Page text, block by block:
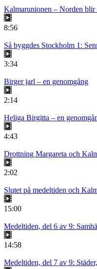
Kalmarunionen – Norden blir
8:56
Så byggdes Stockholm 1:
3:34
Birger jarl – en genomgång
2:14
Heliga Birgitta – en
4:43
Drottning Margareta och
2:02
Slutet på medeltiden och
15:00
Medeltiden, del 6 av 9:
14:58
Medeltiden, del 7 av 9: